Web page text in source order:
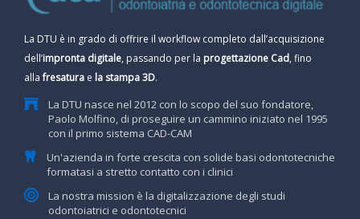
La DTU è in grado di offrire il workflow completo dall’acquisizione
dell’impronta digitale, passando per la progettazione Cad, fino
allafresatura e la stampa 3D.
La DTU nasce nel 2012 con lo scopo del suo fondatore,
Paolo Molfino, di proseguire un cammino iniziato nel 1995
con il primo sistema CAD-CAM
Un'azienda in forte crescita con solide basi odontotecniche
formatasi a stretto contatto con i clinici
La nostra mission è la digitalizzazione degli studi
odontoiatrici e odontotecnici